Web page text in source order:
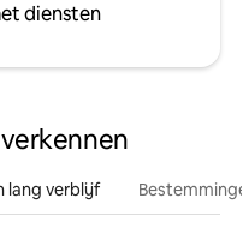
diensten
lang verblijf